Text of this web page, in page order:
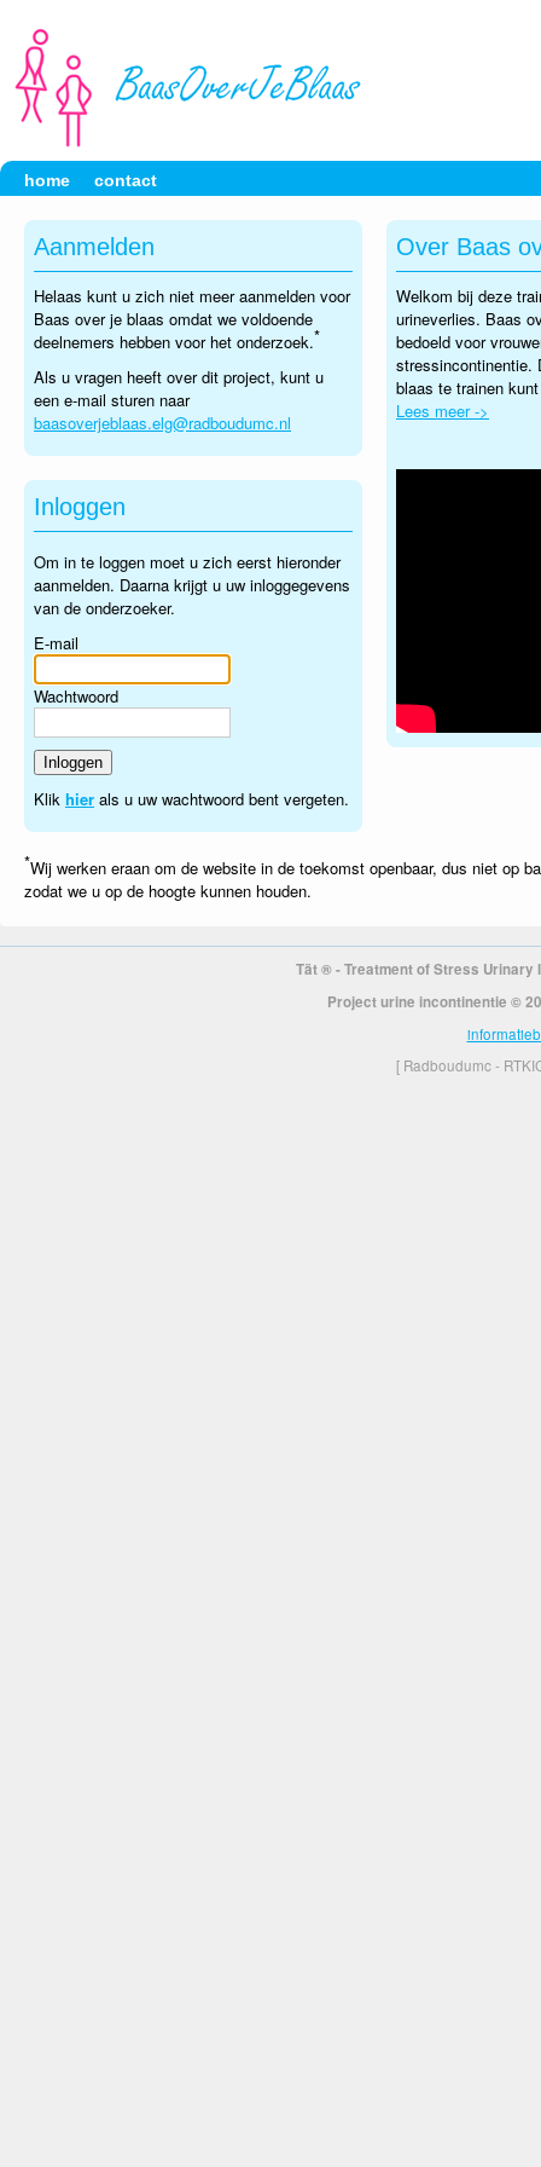
home contact
Aanmelden
Helaas kunt u zich niet meer aanmelden voor
Baas over je blaas omdat we voldoende
deelnemers hebben voor het onderzoek.*
Als u vragen heeft over dit project, kunt u
een e-mail sturen naar
baasoverjeblaas.elg@radboudumc.nl
Inloggen
Om in te loggen moet u zich eerst hieronder
aanmelden. Daarna krijgt u uw inloggegevens
van de onderzoeker.
E-mail
Wachtwoord
Inloggen
Klik hier als u uw wachtwoord bent vergeten.
Over Baas
Welkom bij deze
urineverlies. Baas
bedoeld voor
stressincontinentie.
blaas te trainen
Lees meer ->
*Wij werken eraan om de website in de toekomst openbaar, dus niet op
zodat we u op de hoogte kunnen houden.
Tät ® - Treatment of Stress
Project urine incontinentie ©
[ Radboudumc -